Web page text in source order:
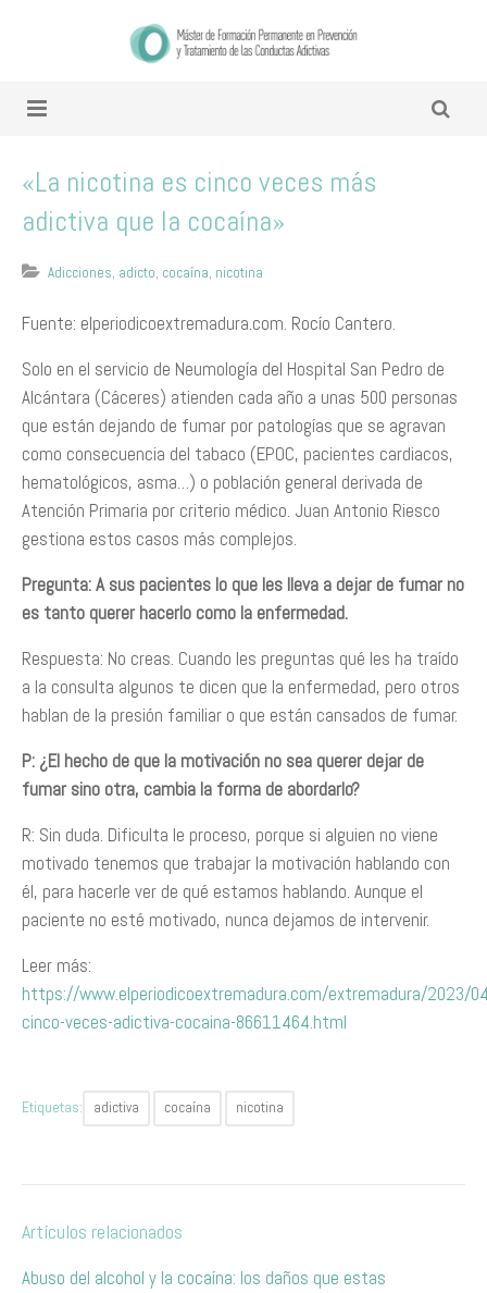
«La nicotina es cinco veces más
adictiva que la cocaína»
Adicciones, adicto, cocaína, nicotina
Fuente: elperiodicoextremadura.com. Rocío Cantero.
Solo en el servicio de Neumología del Hospital San Pedro de
Alcántara (Cáceres) atienden cada año a unas 500 personas
que están dejando de fumar por patologías que se agravan
como consecuencia del tabaco (EPOC, pacientes cardiacos,
hematológicos, asma…) o población general derivada de
Atención Primaria por criterio médico. Juan Antonio Riesco
gestiona estos casos más complejos.
Pregunta: A sus pacientes lo que les lleva a dejar de fumar no
es tanto querer hacerlo como la enfermedad.
Respuesta: No creas. Cuando les preguntas qué les ha traído
a la consulta algunos te dicen que la enfermedad, pero otros
hablan de la presión familiar o que están cansados de fumar.
P: ¿El hecho de que la motivación no sea querer dejar de
fumar sino otra, cambia la forma de abordarlo?
R: Sin duda. Dificulta le proceso, porque si alguien no viene
motivado tenemos que trabajar la motivación hablando con
él, para hacerle ver de qué estamos hablando. Aunque el
paciente no esté motivado, nunca dejamos de intervenir.
Leer más:
https://www.elperiodicoextremadura.com/extremadura/2023/
cinco-veces-adictiva-cocaina-86611464.html
Etiquetas: adictiva cocaína nicotina
Artículos relacionados
Abuso del alcohol y la cocaína: los daños que estas